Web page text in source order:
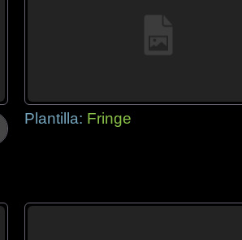
Plantilla: Fringe